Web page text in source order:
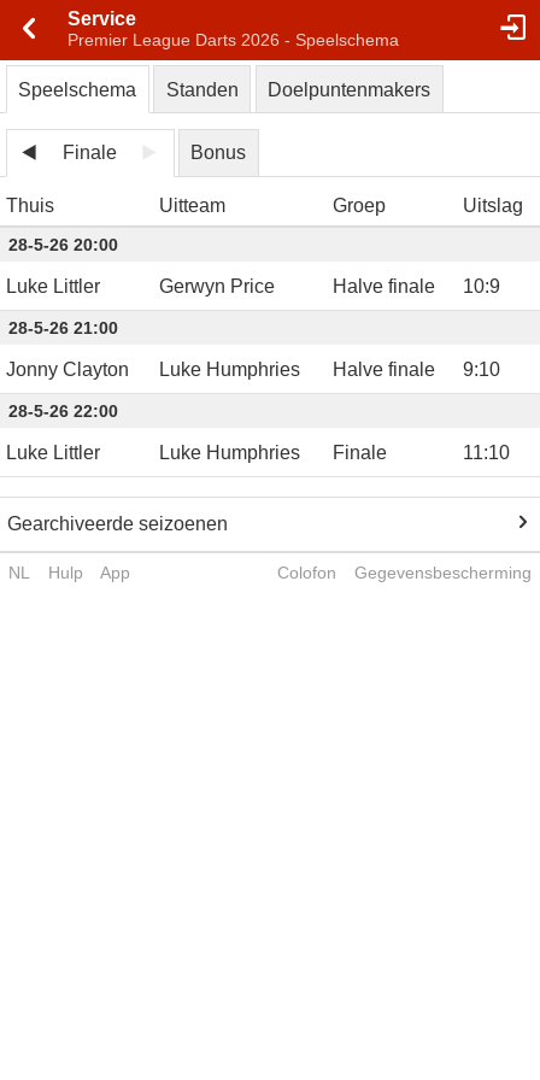
Service
Premier League Darts 2026 - Speelschema
Speelschema Standen Doelpuntenmakers
Finale Bonus
Thuis Uitteam Groep Uitslag
28-5-26 20:00
Luke Littler Gerwyn Price Halve finale 10:9
28-5-26 21:00
Jonny Clayton Luke Humphries Halve finale 9:10
28-5-26 22:00
Luke Littler Luke Humphries Finale 11:10
Gearchiveerde seizoenen
NL Hulp App Colofon Gegevensbescherming